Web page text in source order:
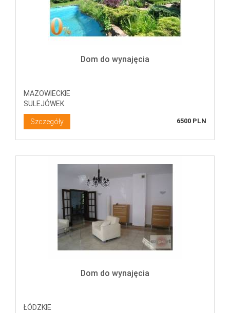
Dom do wynajęcia
MAZOWIECKIE
SULEJÓWEK
Szczegóły 6500 PLN
Dom do wynajęcia
ŁÓDZKIE